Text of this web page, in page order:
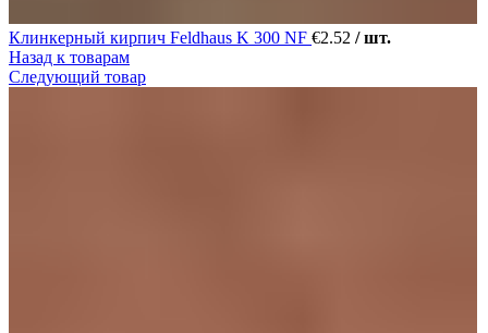
Клинкерный кирпич Feldhaus K 300 NF €2.52 / шт.
Назад к товарам
Следующий товар